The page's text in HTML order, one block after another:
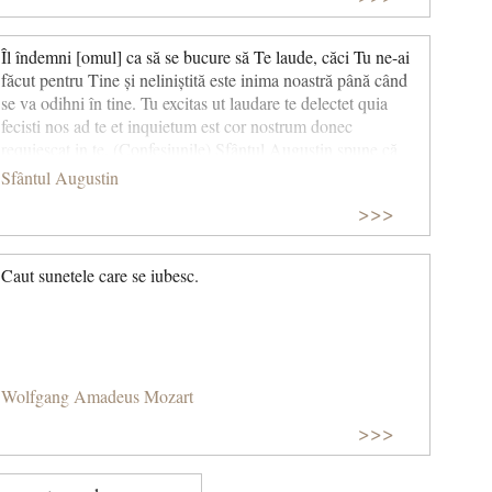
Îl îndemni [omul] ca să se bucure să Te laude, căci Tu ne-ai
făcut pentru Tine și neliniștită este inima noastră până când
se va odihni în tine. Tu excitas ut laudare te delectet quia
fecisti nos ad te et inquietum est cor nostrum donec
Dumnezeu l-a creat pe om pentru uzul Său; omul a fost făcut
ca să ducă la bun sfârșit lucrările pentru care Dumnezeu l-a
Sfântul Augustin
>>>
Caut sunetele care se iubesc.
Wolfgang Amadeus Mozart
>>>